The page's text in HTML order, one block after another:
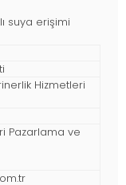
suya erişimi
Hizmetleri
Pazarlama ve